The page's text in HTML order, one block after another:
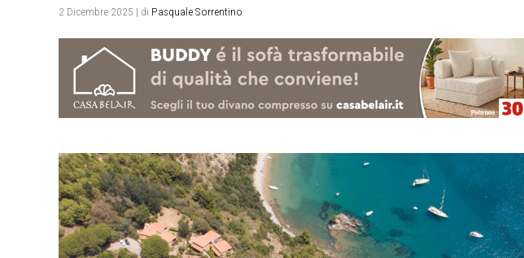
2 Dicembre 2025 | di Pasquale Sorrentino